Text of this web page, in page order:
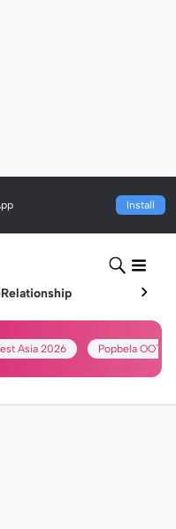
Install
Relationship
Asia 2026 Popbela OOTD